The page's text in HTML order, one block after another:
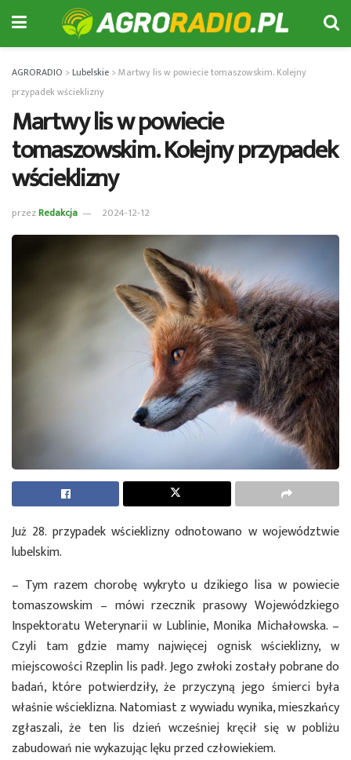
AGRORADIO >Lubelskie >Martwy lis w powiecie tomaszowskim. Kolejny
przypadek wścieklizny
Martwy lis w powiecie
tomaszowskim. Kolejny przypadek
wścieklizny
przezRedakcja 2024-12-12
Już 28. przypadek wścieklizny odnotowano w województwie
lubelskim.
– Tym razem chorobę wykryto u dzikiego lisa w powiecie
tomaszowskim – mówi rzecznik prasowy Wojewódzkiego
Inspektoratu Weterynarii w Lublinie, Monika Michałowska. –
Czyli tam gdzie mamy najwięcej ognisk wścieklizny, w
miejscowości Rzeplin lis padł. Jego zwłoki zostały pobrane do
badań, które potwierdziły, że przyczyną jego śmierci była
właśnie wścieklizna. Natomiast z wywiadu wynika, mieszkańcy
zgłaszali, że ten lis dzień wcześniej kręcił się w pobliżu
zabudowań nie wykazując lęku przed człowiekiem.